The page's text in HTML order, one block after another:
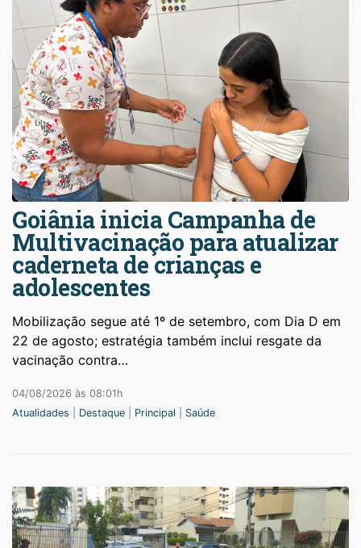
Goiânia inicia Campanha de
Multivacinação para atualizar
caderneta de crianças e
adolescentes
Mobilização segue até 1º de setembro, com Dia D em
22 de agosto; estratégia também inclui resgate da
vacinação contra…
04/08/2026 às 08:01h
Atualidades
Destaque Principal Saúde